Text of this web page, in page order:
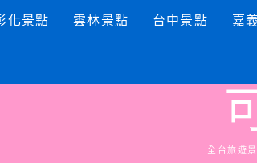
化景點 雲林景點 台中景點 嘉
全台旅遊